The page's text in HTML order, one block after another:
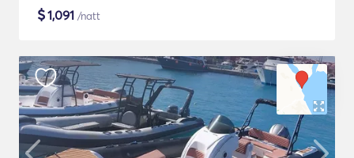
$1,091 /natt